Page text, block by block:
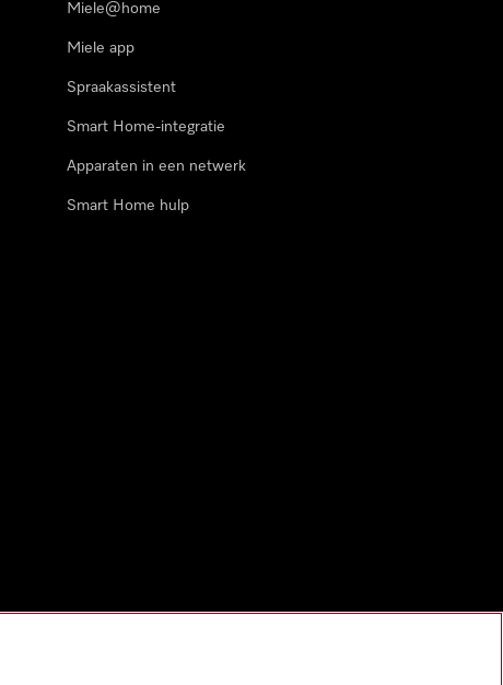
Miele@home
Miele app
Spraakassistent
Smart Home-integratie
Apparaten in een netwerk
Smart Home hulp